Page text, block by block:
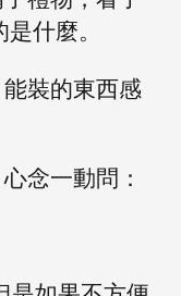
什麼。
裝的東西感
念一動問：